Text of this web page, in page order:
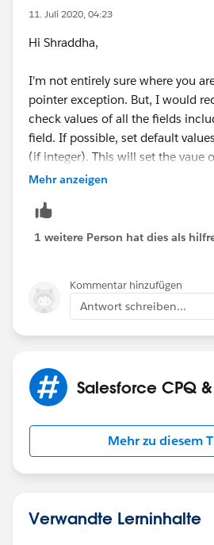
11. Juli 2020, 04:23
Hi Shraddha,
I'm not entirely sure where you
pointer exception. But, I would
check values of all the fields
field. If possible, set default
(if integer). This will set the vaue
as 0 (and not NULL) and consider
explicitely).
Thanks!
Mehr anzeigen
1 weitere Person hat dies als
Kommentar hinzufügen
Antwort schreiben...
Salesforce CPQ
Mehr zu diesem
Verwandte Lerninhalte